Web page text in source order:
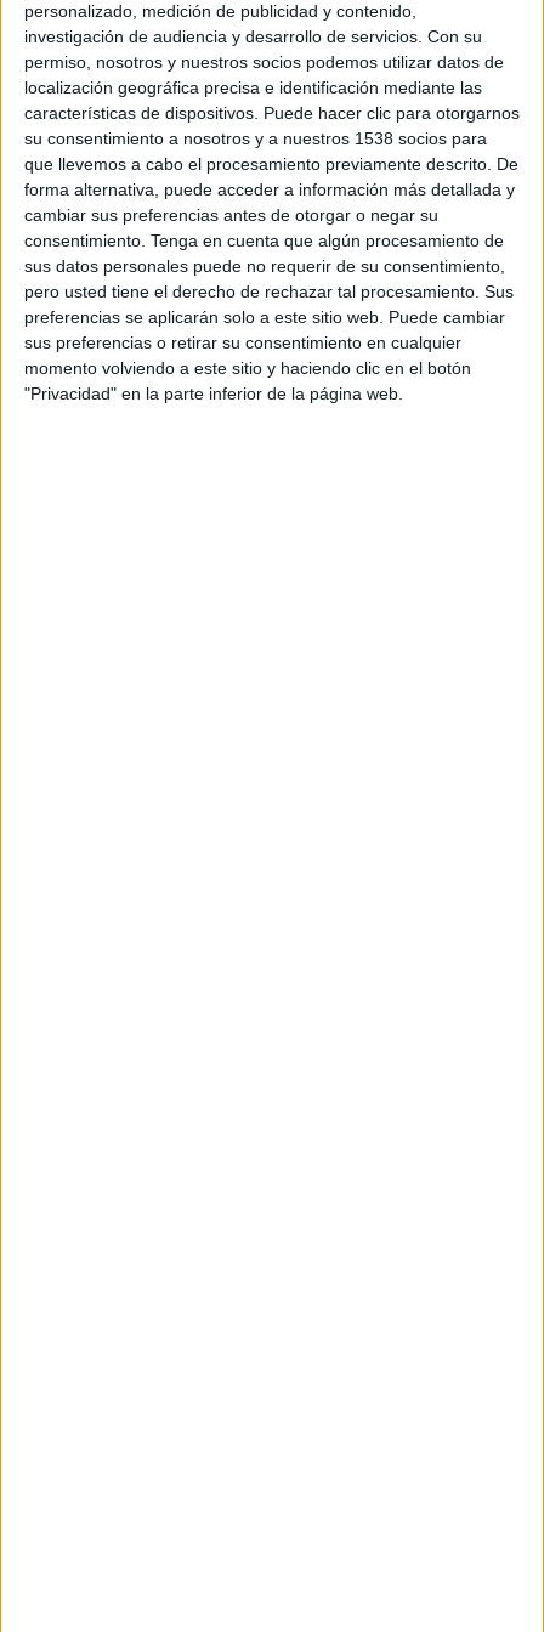
personalizado, medición de publicidad y contenido,
investigación de audiencia y desarrollo de servicios. Con su
permiso, nosotros y nuestros socios podemos utilizar datos de
localización geográfica precisa e identificación mediante las
características de dispositivos. Puede hacer clic para otorgarnos
su consentimiento a nosotros y a nuestros 1538 socios para
que llevemos a cabo el procesamiento previamente descrito. De
forma alternativa, puede acceder a información más detallada y
cambiar sus preferencias antes de otorgar o negar su
consentimiento. Tenga en cuenta que algún procesamiento de
sus datos personales puede no requerir de su consentimiento,
pero usted tiene el derecho de rechazar tal procesamiento. Sus
preferencias se aplicarán solo a este sitio web. Puede cambiar
sus preferencias o retirar su consentimiento en cualquier
momento volviendo a este sitio y haciendo clic en el botón
"Privacidad" en la parte inferior de la página web.
Enguany ja han accedit a ampliar aquest horari
els alcaldes de Barcelona; Girona; Lleida;
Cerdanyola del Vallès i Montcada i Reixach
(Vallès Occidental); el Vendrell i Calafell (Baix
Penedès); Sitges i Sant Pere de Ribes (Garraf);
Sant Feliu de Guíxols (Baix Empordà);
Llagostera (Gironès), i Olot.
D'altra banda, s'han negat a fer-ho els de
l'Hospitalet de Llobregat (Barcelonès); Sant
Feliu de Llobregat i Castelldefels (Baix
Llobregat); Mataró, Calella i Malgrat de Mar